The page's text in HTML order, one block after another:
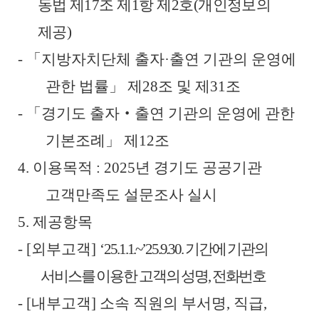
동법 제17조 제 1항 제2호(개인정보의
제공)
-
「 지방자치단체 출자·출연 기관의 운영에
관한 법률 」제28조 및 제31조
-
「 경기도 출자 ‧ 출연 기관의 운영에 관한
기본조례 」제 12조
4. 이용목적 : 2025년 경기도 공공기관
고객만족도 설문조사 실시
5. 제공항목
- [외부고객] ‘25.1.1.~’25.9.30.기간에 기관의
서비스를 이용한 고객의 성명,전화번호
- [내부고객] 소속 직원의 부서명, 직급,